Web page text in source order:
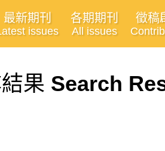
最新期刊
issues
各期期刊
All issues
徵稿
果 Search